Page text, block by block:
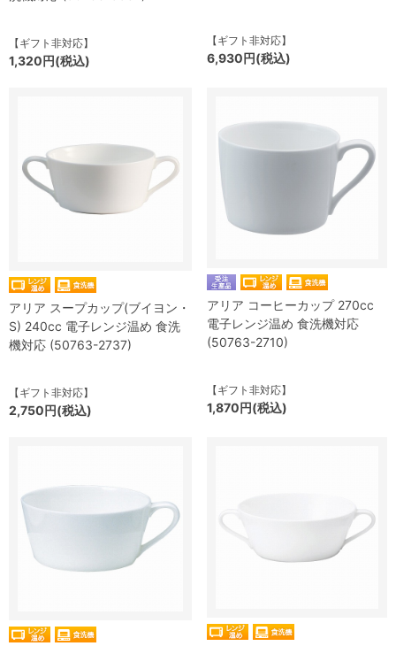
【ギフト非対応】
1,320円(税込)
【ギフト非対応】
6,930円(税込)
アリア スープカップ(ブイヨン・
S) 240cc 電子レンジ温め 食洗
機対応 (50763-2737)
【ギフト非対応】
2,750円(税込)
アリア コーヒーカップ 270cc
電子レンジ温め 食洗機対応
(50763-2710)
【ギフト非対応】
1,870円(税込)